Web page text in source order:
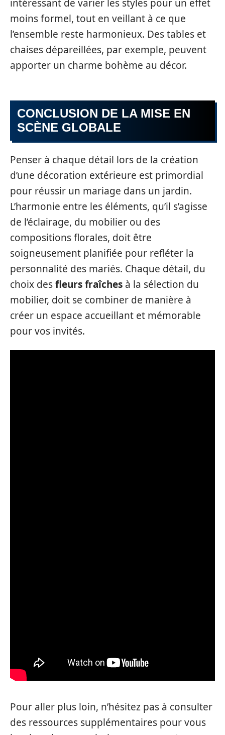
intéressant de varier les styles pour un effet
moins formel, tout en veillant à ce que
l’ensemble reste harmonieux. Des tables et
chaises dépareillées, par exemple, peuvent
apporter un charme bohème au décor.
CONCLUSION DE LA MISE EN
SCÈNE GLOBALE
Penser à chaque détail lors de la création
d’une décoration extérieure est primordial
pour réussir un mariage dans un jardin.
L’harmonie entre les éléments, qu’il s’agisse
de l’éclairage, du mobilier ou des
compositions florales, doit être
soigneusement planifiée pour refléter la
personnalité des mariés. Chaque détail, du
choix desfleurs fraîches à la sélection du
mobilier, doit se combiner de manière à
créer un espace accueillant et mémorable
pour vos invités.
Pour aller plus loin, n’hésitez pas à consulter
des ressources supplémentaires pour vous